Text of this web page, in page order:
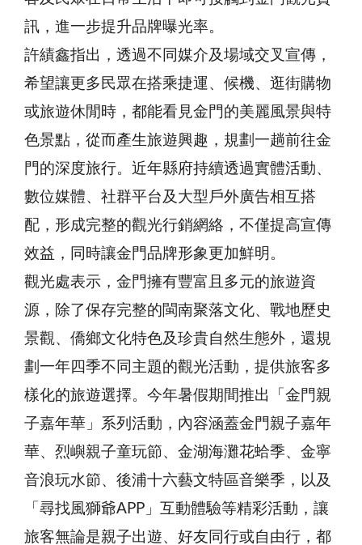
訊，進一步提升品牌曝光率。
許績鑫指出，透過不同媒介及場域交叉宣傳，
希望讓更多民眾在搭乘捷運、候機、逛街購物
或旅遊休閒時，都能看見金門的美麗風景與特
色景點，從而產生旅遊興趣，規劃一趟前往金
門的深度旅行。近年縣府持續透過實體活動、
數位媒體、社群平台及大型戶外廣告相互搭
配，形成完整的觀光行銷網絡，不僅提高宣傳
效益，同時讓金門品牌形象更加鮮明。
觀光處表示，金門擁有豐富且多元的旅遊資
源，除了保存完整的閩南聚落文化、戰地歷史
景觀、僑鄉文化特色及珍貴自然生態外，還規
劃一年四季不同主題的觀光活動，提供旅客多
樣化的旅遊選擇。今年暑假期間推出「金門親
子嘉年華」系列活動，內容涵蓋金門親子嘉年
華、烈嶼親子童玩節、金湖海灘花蛤季、金寧
音浪玩水節、後浦十六藝文特區音樂季，以及
「尋找風獅爺APP」互動體驗等精彩活動，讓
旅客無論是親子出遊、好友同行或自由行，都